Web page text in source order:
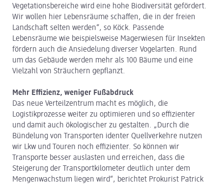
Vegetationsbereiche wird eine hohe Biodiversität gefördert.
Wir wollen hier Lebensräume schaffen, die in der freien
Landschaft selten werden“, so Köck. Passende
Lebensräume wie beispielsweise Magerwiesen für Insekten
fördern auch die Ansiedelung diverser Vogelarten. Rund
um das Gebäude werden mehr als 100 Bäume und eine
Vielzahl von Sträuchern gepflanzt.
Mehr Effizienz, weniger Fußabdruck
Das neue Verteilzentrum macht es möglich, die
Logistikprozesse weiter zu optimieren und so effizienter
und damit auch ökologischer zu gestalten. „Durch die
Bündelung von Transporten identer Quellverkehre nutzen
wir Lkw und Touren noch effizienter. So können wir
Transporte besser auslasten und erreichen, dass die
Steigerung der Transportkilometer deutlich unter dem
Mengenwachstum liegen wird“, berichtet Prokurist Patrick